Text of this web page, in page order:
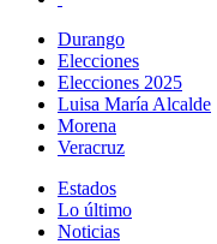
Durango
Elecciones
Elecciones 2025
Luisa María Alcalde
Morena
Veracruz
Estados
Lo último
Noticias